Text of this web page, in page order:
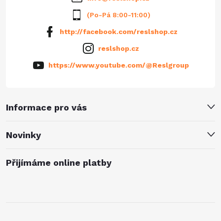
Informace pro vás
Novinky
(Po-Pá 8:00-11:00)
http://facebook.com/reslshop.cz
reslshop.cz
https://www.youtube.com/@Reslgroup
Přijímáme online platby